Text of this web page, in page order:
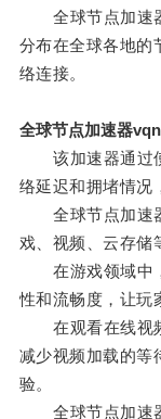
全球节点加速器
分布在全球各地的
络连接。
全球节点加速器vqn
该加速器通过使
络延迟和拥堵情况
全球节点加速器
戏、视频、云存储
在游戏领域中，
性和流畅度，让玩
在观看在线视频
减少视频加载的等
验。
全球节点加速器